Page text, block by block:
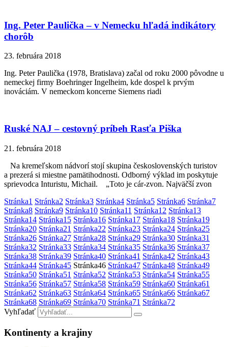
Ing. Peter Paulička – v Nemecku hľadá indikátory
chorôb
23. februára 2018
Ing. Peter Paulička (1978, Bratislava) začal od roku 2000 pôvodne u
nemeckej firmy Boehringer Ingelheim, kde dospel k prvým
inováciám. V nemeckom koncerne Siemens riadi
Ruské NAJ – cestovný príbeh Rasťa Piška
21. februára 2018
Na kremeľskom nádvorí stojí skupina československých turistov
a prezerá si miestne pamätihodnosti. Odborný výklad im poskytuje
sprievodca Inturistu, Michail. „Toto je cár-zvon. Najväčší zvon
Stránka1 Stránka2 Stránka3 Stránka4 Stránka5 Stránka6 Stránka7
Stránka8 Stránka9 Stránka10 Stránka11 Stránka12 Stránka13
Stránka14 Stránka15 Stránka16 Stránka17 Stránka18 Stránka19
Stránka20 Stránka21 Stránka22 Stránka23 Stránka24 Stránka25
Stránka26 Stránka27 Stránka28 Stránka29 Stránka30 Stránka31
Stránka32 Stránka33 Stránka34 Stránka35 Stránka36 Stránka37
Stránka38 Stránka39 Stránka40 Stránka41 Stránka42 Stránka43
Stránka44 Stránka45 Stránka46 Stránka47 Stránka48 Stránka49
Stránka50 Stránka51 Stránka52 Stránka53 Stránka54 Stránka55
Stránka56 Stránka57 Stránka58 Stránka59 Stránka60 Stránka61
Stránka62 Stránka63 Stránka64 Stránka65 Stránka66 Stránka67
Stránka68 Stránka69 Stránka70 Stránka71 Stránka72
Vyhľadať
Kontinenty a krajiny